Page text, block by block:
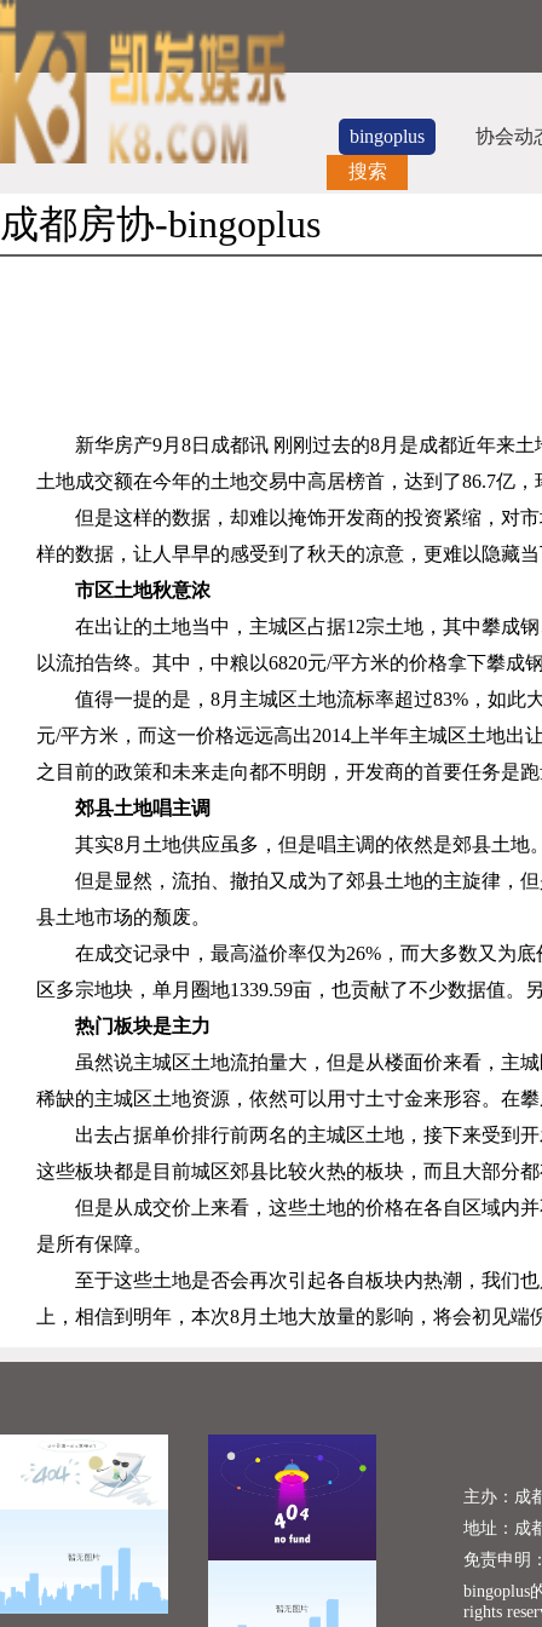
bingoplus
协会动
搜索
成都房协-bingoplus
新华房产9月 8日成都讯 刚刚过去的8月是成都近年来
土地成交额在今年的土地交易中高居榜首，达到了86.7亿，
但是这样的数据，却难以掩饰开发商的投资紧缩，对
样的数据，让人早早的感受到了秋天的凉意，更难以隐藏
市区土地秋意浓
在出让的土地当中，主城区占据12宗土地，其中攀成
以流拍告终。其中，中粮以6820元/平方米的价格拿下攀成
值得一提的是， 8月主城区土地流标率超过83% ，如此
元/平方米，而这一价格远远高出2014 上半年主城区土地出
之目前的政策和未来走向都不明朗，开发商的首要任务是
郊县土地唱主调
其实8月土地供应虽多，但是唱主调的依然是郊县土地
但是显然，流拍、撤拍又成为了郊县土地的主旋律，
县土地市场的颓废。
在成交记录中，最高溢价率仅为26% ，而大多数又为
区多宗地块，单月圈地1339.59亩，也贡献了不少数据值。
热门板块是主力
虽然说主城区土地流拍量大，但是从楼面价来看，主
稀缺的主城区土地资源，依然可以用寸土寸金来形容。在
出去占据单价排行前两名的主城区土地，接下来受到
这些板块都是目前城区郊县比较火热的板块，而且大部分
但是从成交价上来看，这些土地的价格在各自区域内
是所有保障。
至于这些土地是否会再次引起各自板块内热潮，我们
上，相信到明年，本次8月土地大放量的影响，将会初见端
主办：成
地址：成
免责申明
bingoplus
rights